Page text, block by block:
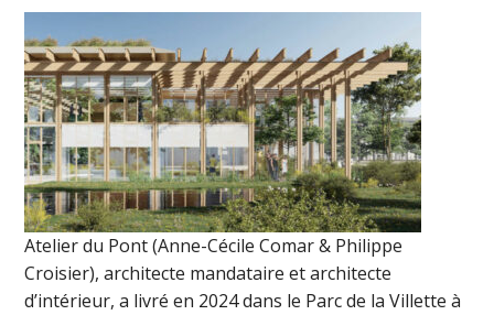
Atelier du Pont (Anne-Cécile Comar & Philippe
Croisier), architecte mandataire et architecte
d’intérieur, a livré en 2024 dans le Parc de la Villette à